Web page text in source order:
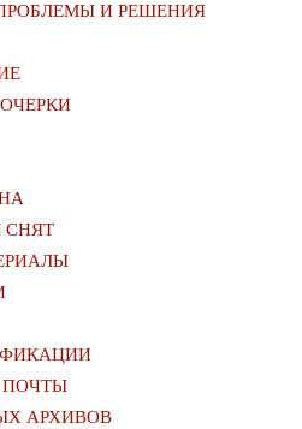
И РЕШЕНИЯ
СНЯТ
ПОЧТЫ
АРХИВОВ